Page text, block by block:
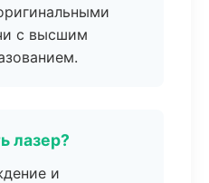
с высшим
лазер?
и